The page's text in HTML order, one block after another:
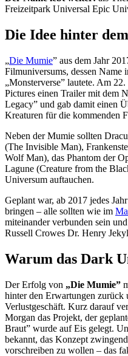
Freizeitpark Universal Epic
Die Idee hinter
„Die Mumie” aus dem Jahr
Filmuniversums, dessen Name
„Monsterverse” lautete. Am
Pictures einen Trailer mit dem
Legacy” und gab damit einen
Kreaturen für die kommenden
Neben der Mumie sollten
(The Invisible Man),
Wolf Man), das Phantom der
Lagune (Creature from the
Universum auftauchen.
Geplant war, ab 2017 jedes
bringen – alle sollten wie im
miteinander verbunden sein
Russell Crowes Dr. Henry
Warum das Dark
Der Erfolg von „Die Mumie”
hinter den Erwartungen zurück
Verlustgeschäft. Kurz darauf
Morgan das Projekt, der
Braut” wurde auf Eis gelegt.
bekannt, das Konzept
vorschreiben zu wollen – das